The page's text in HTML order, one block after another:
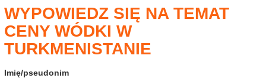
WYPOWIEDZ SIĘ NA TEMAT
CENY WÓDKI W
TURKMENISTANIE
Imię/pseudonim